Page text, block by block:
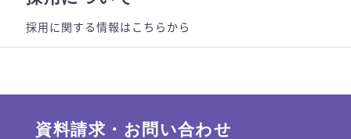
採用に関する情報はこちらから
資料請求・お問い合わせ